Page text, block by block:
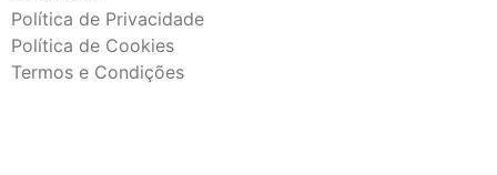
Política de Privacidade
Política de Cookies
Termos e Condições